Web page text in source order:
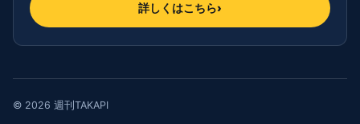
詳しくはこちら›
© 2026 週刊TAKAPI